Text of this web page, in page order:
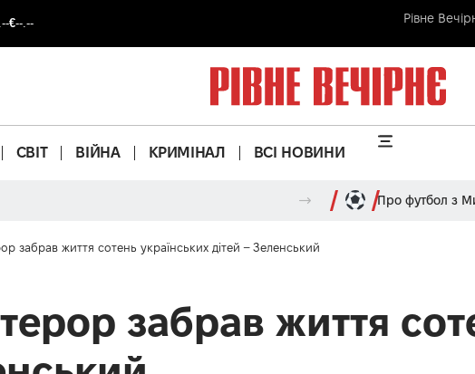
€--.-- Рівне
СВІТ ВІЙНА КРИМІНАЛ ВСІ НОВИНИ
Про футбол з
забрав життя сотень українських дітей – Зеленський
забрав життя